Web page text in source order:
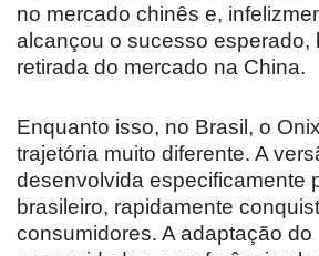
no mercado chinês e,
alcançou o sucesso esperado,
retirada do mercado na China.
Enquanto isso, no Brasil, o
trajetória muito diferente. A
desenvolvida especificamente
brasileiro, rapidamente
consumidores. A adaptação do